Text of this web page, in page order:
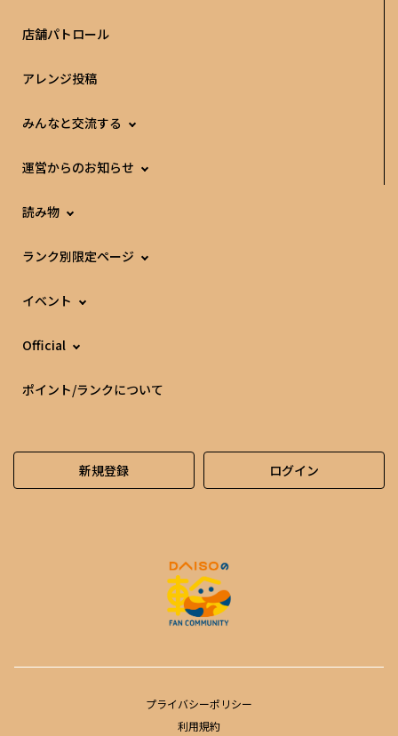
店舗パトロール
アレンジ投稿
みんなと交流する
運営からのお知らせ
読み物
ランク別限定ページ
イベント
Official
ポイント/ランクについて
新規登録 ログイン
プライバシーポリシー
利用規約